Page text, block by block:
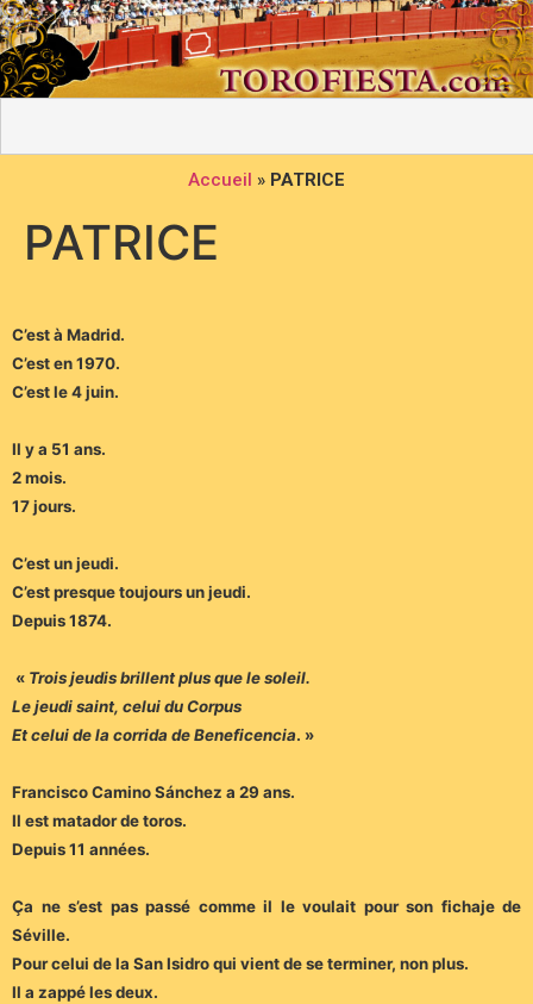
Accueil » PATRICE
PATRICE
C’est à Madrid.
C’est en 1970.
C’est le 4 juin.
Il y a 51 ans.
2 mois.
17 jours.
C’est un jeudi.
C’est presque toujours un jeudi.
Depuis 1874.
« Trois jeudis brillent plus que le soleil.
Le jeudi saint, celui du Corpus
Et celui de la corrida de Beneficencia. »
Francisco Camino Sánchez a 29 ans.
Il est matador de toros.
Depuis 11 années.
Ça ne s’est pas passé comme il le voulait pour son fichaje de
Séville.
Pour celui de la San Isidro qui vient de se terminer, non plus.
Il a zappé les deux.